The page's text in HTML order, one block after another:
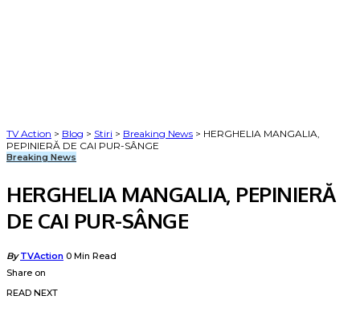
TV Action > Blog > Stiri > Breaking News > HERGHELIA MANGALIA,
PEPINIERĂ DE CAI PUR-SÂNGE
Breaking News
HERGHELIA MANGALIA, PEPINIERĂ
DE CAI PUR-SÂNGE
Posted
ByTVAction 0 Min Read
Share on
READ NEXT